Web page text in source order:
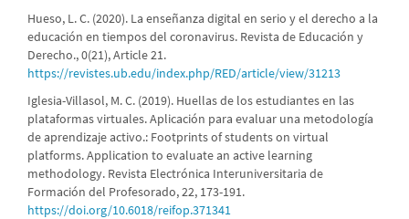
Hueso, L. C. (2020). La enseñanza digital en serio y el derecho a la
educación en tiempos del coronavirus. Revista de Educación y
Derecho., 0(21), Article 21.
https://revistes.ub.edu/index.php/RED/article/view/31213
Iglesia-Villasol, M. C. (2019). Huellas de los estudiantes en las
plataformas virtuales. Aplicación para evaluar una metodología
de aprendizaje activo.: Footprints of students on virtual
platforms. Application to evaluate an active learning
methodology. Revista Electrónica Interuniversitaria de
Formación del Profesorado, 22, 173-191.
https://doi.org/10.6018/reifop.371341